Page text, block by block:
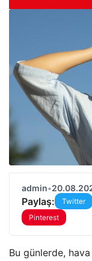
admin•
Paylaş: Twitter
Pinterest
Bu günlerde,